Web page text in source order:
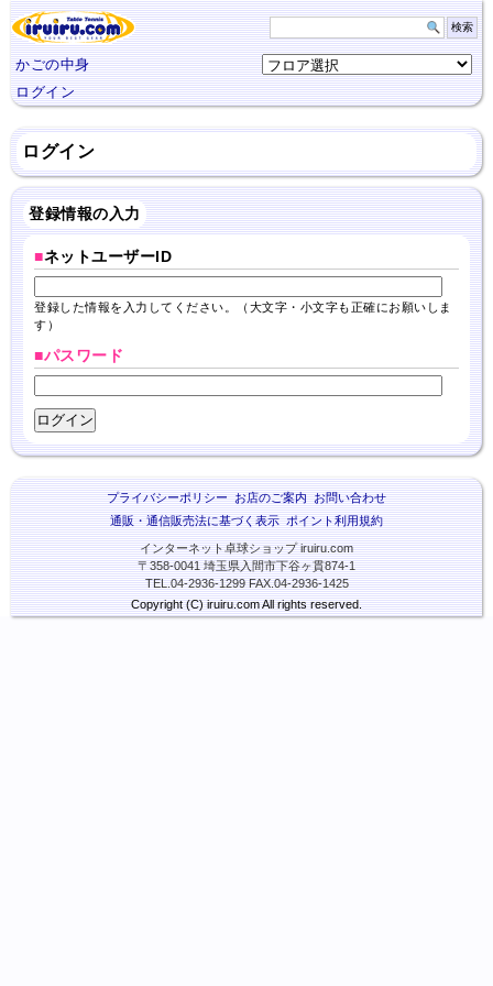
かごの中身
ログイン
ログイン
登録情報の入力
■ネットユーザーID
登録した情報を入力してください。（大文字・小文字も正確にお願いしま
す）
■パスワード
プライバシーポリシー お店のご案内 お問い合わせ
通販・通信販売法に基づく表示 ポイント利用規約
インターネット卓球ショップ iruiru.com
〒358-0041 埼玉県入間市下谷ヶ貫874-1
TEL.04-2936-1299 FAX.04-2936-1425
Copyright (C) iruiru.com All rights reserved.